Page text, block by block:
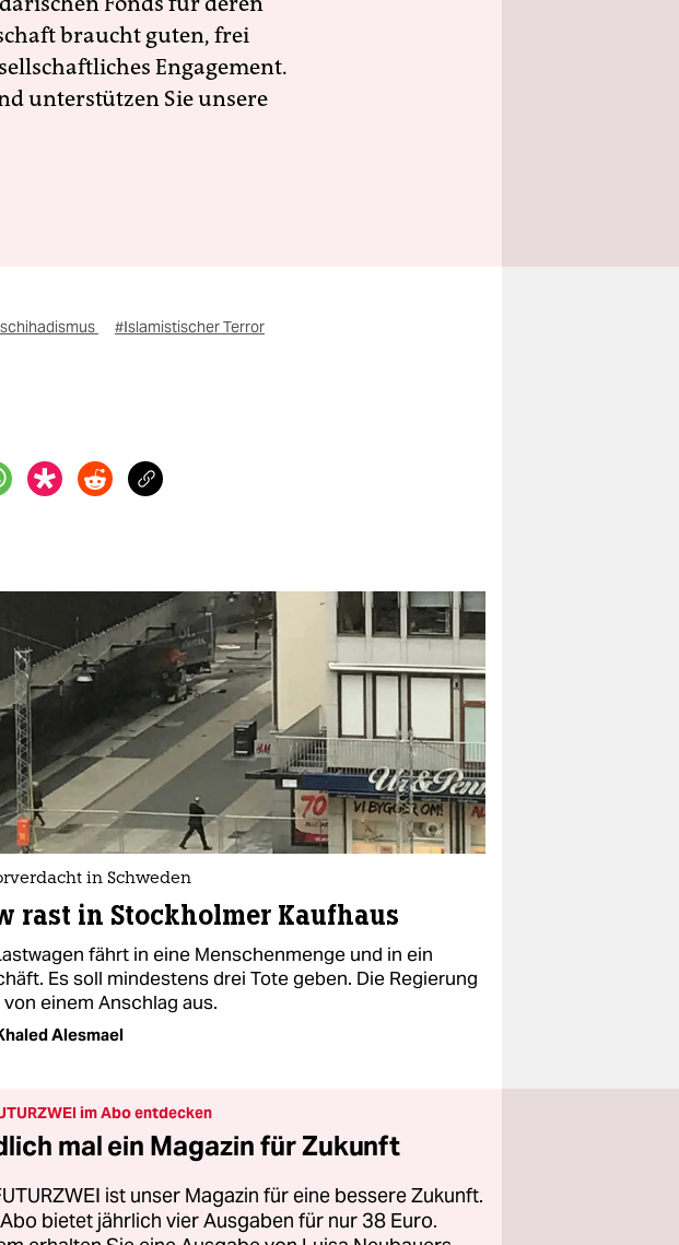
braucht guten, frei
Engagement.
unterstützen Sie unsere
#Islamistischer Terror
in Schweden
rast in Stockholmer Kaufhaus
fährt in eine Menschenmenge und in ein
Es soll mindestens drei Tote geben. Die Regierung
einem Anschlag aus.
Alesmael
im Abo entdecken
mal ein Magazin für Zukunft
ist unser Magazin für eine bessere Zukunft.
bietet jährlich vier Ausgaben für nur 38 Euro.